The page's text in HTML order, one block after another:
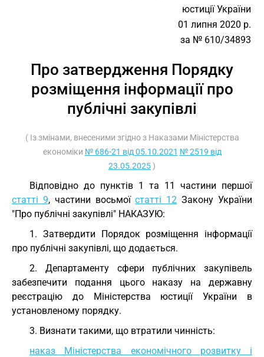
юстиції України
01 липня 2020 р.
за № 610/34893
Про затвердження Порядку
розміщення інформації про
публічні закупівлі
( Із змінами, внесеними згідно з Наказами Міністерства
економіки № 686-21 від 05.10.2021 № 2519 від
23.05.2025)
Відповідно до пунктів 1 та 11 частини першої
статті 9, частини восьмоїстатті 12 Закону України
"Про публічні закупівлі" НАКАЗУЮ:
1. Затвердити Порядок розміщення інформації
про публічні закупівлі, що додається.
2. Департаменту сфери публічних закупівель
забезпечити подання цього наказу на державну
реєстрацію до Міністерства юстиції України в
установленому порядку.
3. Визнати такими, що втратили чинність:
наказ Міністерства економічного розвитку і